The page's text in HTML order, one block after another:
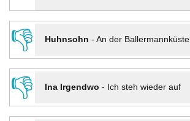
👎
Huhnsohn - An der Ballermannküste
👎
Ina Irgendwo - Ich steh wieder auf